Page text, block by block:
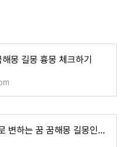
몽 길몽 흉몽 체크하기
구렁이가 용으로 변하는 꿈 꿈해몽 길몽인가?